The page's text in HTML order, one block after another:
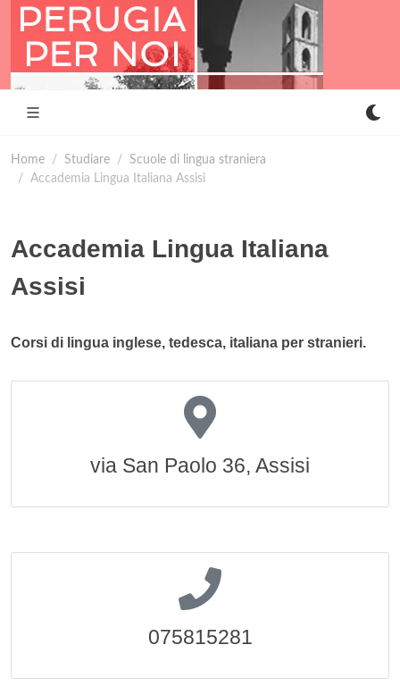
Home Studiare
Scuole di lingua straniera
Accademia Lingua Italiana Assisi
Accademia Lingua Italiana
Assisi
Corsi di lingua inglese, tedesca, italiana per stranieri.
via San Paolo 36, Assisi
075815281